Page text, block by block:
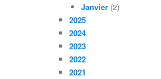
Janvier (2)
2025
2024
2023
2022
2021